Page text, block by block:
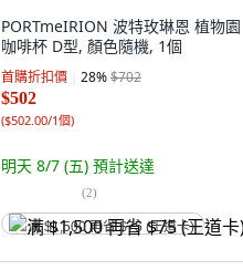
PORTmeIRION 波特玫琳恩 植物園
咖啡杯 D型, 顏色隨機, 1個
首購折扣價 28%$702
$502
($502.00/1個)
明天 8/7 (五) 預計送達
(2)
满 $1,500 再省 $75 (王道卡)